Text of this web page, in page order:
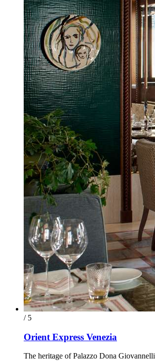
/ 5
Orient Express Venezia
The heritage of Palazzo Dona Giovannelli